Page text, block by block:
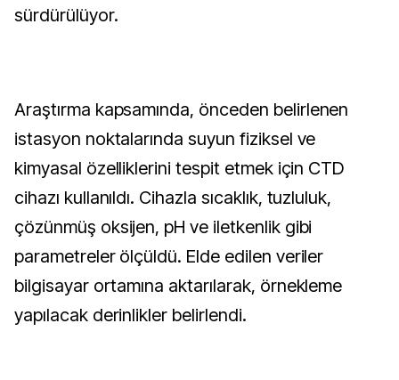
sürdürülüyor.
Araştırma kapsamında, önceden belirlenen
istasyon noktalarında suyun fiziksel ve
kimyasal özelliklerini tespit etmek için CTD
cihazı kullanıldı. Cihazla sıcaklık, tuzluluk,
çözünmüş oksijen, pH ve iletkenlik gibi
parametreler ölçüldü. Elde edilen veriler
bilgisayar ortamına aktarılarak, örnekleme
yapılacak derinlikler belirlendi.